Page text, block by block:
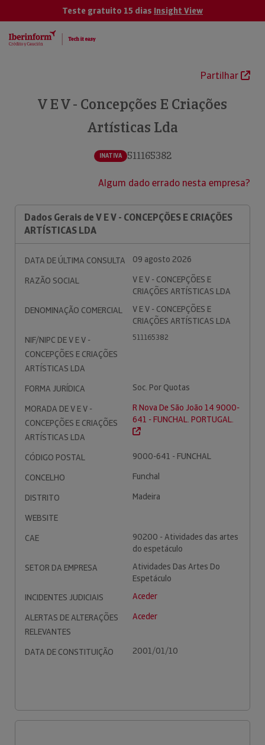
Teste gratuito 15 dias Insight View
Partilhar
V E V - Concepções E Criações
Artísticas Lda
INATIVA 511165382
Algum dado errado nesta empresa?
Dados Gerais de V E V - CONCEPÇÕES E CRIAÇÕES
ARTÍSTICAS LDA
DATA DE ÚLTIMA CONSULTA
09 agosto 2026
RAZÃO SOCIAL
V E V - CONCEPÇÕES E
CRIAÇÕES ARTÍSTICAS LDA
DENOMINAÇÃO COMERCIAL
V E V - CONCEPÇÕES E
CRIAÇÕES ARTÍSTICAS LDA
NIF/NIPC DE V E V -
CONCEPÇÕES E CRIAÇÕES
ARTÍSTICAS LDA
511165382
FORMA JURÍDICA
Soc. Por Quotas
MORADA DE V E V -
CONCEPÇÕES E CRIAÇÕES
ARTÍSTICAS LDA
R Nova De São João 14 9000-
641 - FUNCHAL. PORTUGAL.
CÓDIGO POSTAL
9000-641 - FUNCHAL
CONCELHO
Funchal
DISTRITO
Madeira
WEBSITE
CAE
90200 - Atividades das artes
do espetáculo
SETOR DA EMPRESA
Atividades Das Artes Do
Espetáculo
INCIDENTES JUDICIAIS
Aceder
ALERTAS DE ALTERAÇÕES
RELEVANTES
Aceder
DATA DE CONSTITUIÇÃO 2001/01/10